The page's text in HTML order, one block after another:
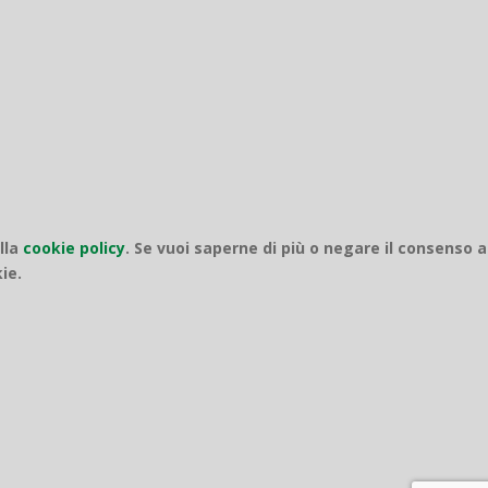
cookie policy. Se vuoi saperne di più o negare il consenso a